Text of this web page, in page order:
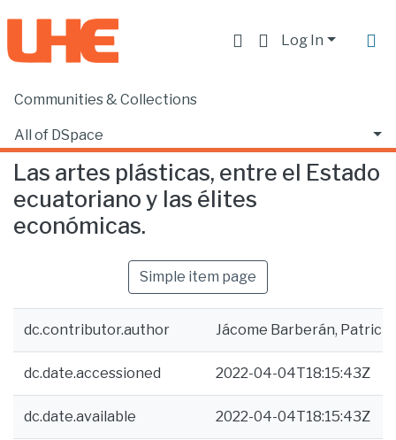
Log In
Communities & Collections
All of DSpace
Statistics
Home
Las artes plásticas, entre el Estado
ecuatoriano y las élites
económicas.
Simple item page
dc.contributor.author Jácome Barberán,
dc.date.accessioned 2022-04-04T18:15:43Z
dc.date.available 2022-04-04T18:15:43Z